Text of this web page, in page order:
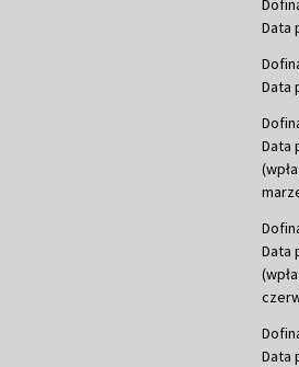
Data
Data
Data
Data
Data